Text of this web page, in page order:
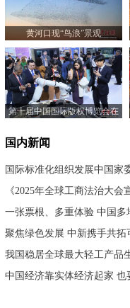
黄河口现“鸟浪”景观
第十届中国国际版权博览会在
国内新闻
《2025年全球工商法治大
聚焦绿色发展 中新携手共拓
我国稳居全球最大轻工产品
中国经济靠实体经济起家